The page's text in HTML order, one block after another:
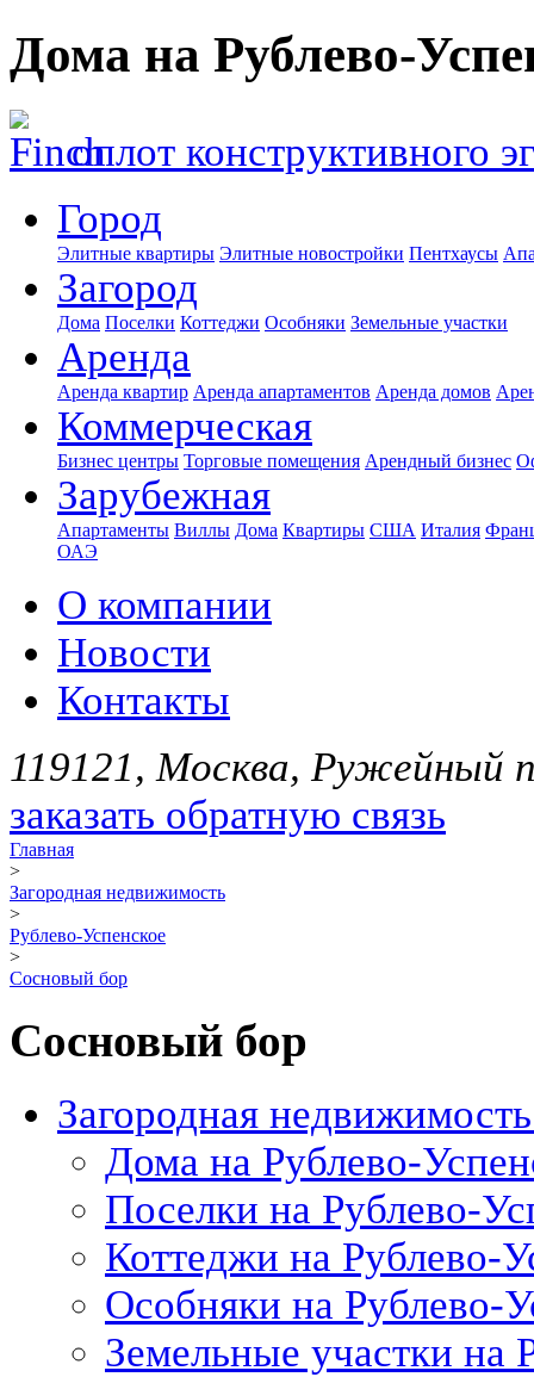
Дома на Рублево-
оплот конструктивного
Город
Элитные квартиры Элитные новостройки Пентхаусы
Загород
Дома Поселки Коттеджи Особняки Земельные участки
Аренда
Аренда квартир Аренда апартаментов Аренда домов
Коммерческая
Бизнес центры Торговые помещения Арендный бизнес
Зарубежная
Апартаменты Виллы Дома Квартиры США Италия
ОАЭ
О компании
Новости
Контакты
119121, Москва, Ружейный
заказать обратную связь
Главная
>
Загородная недвижимость
>
Рублево-Успенское
>
Сосновый бор
Сосновый бор
Загородная
Дома на Рублево-
Поселки на Рублево-
Коттеджи на Рублево-
Особняки на Рублево-
Земельные участки на